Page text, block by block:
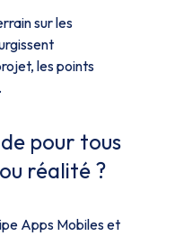
sur les
les points
pour tous
réalité ?
Apps Mobiles et